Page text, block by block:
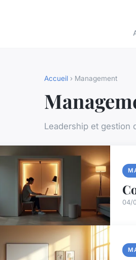
Accueil › Management
Leadership et gestion
04/